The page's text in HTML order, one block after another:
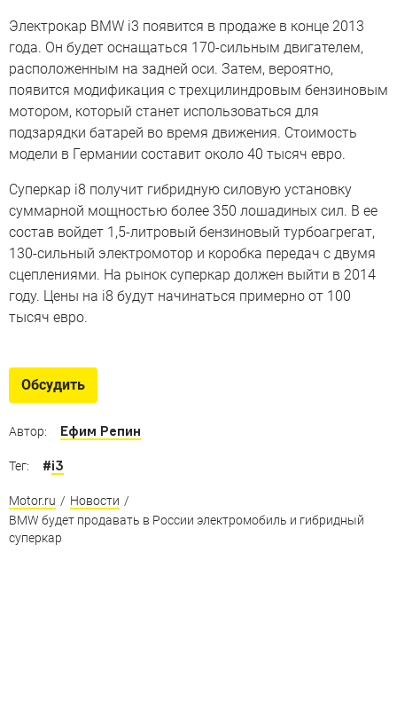
Электрокар BMW i3 появится в продаже в конце 2013
года. Он будет оснащаться 170-сильным двигателем,
расположенным на задней оси. Затем, вероятно,
появится модификация с трехцилиндровым бензиновым
мотором, который станет использоваться для
подзарядки батарей во время движения. Стоимость
модели в Германии составит около 40 тысяч евро.
Суперкар i8 получит гибридную силовую установку
суммарной мощностью более 350 лошадиных сил. В ее
состав войдет 1,5-литровый бензиновый турбоагрегат,
130-сильный электромотор и коробка передач с двумя
сцеплениями. На рынок суперкар должен выйти в 2014
году. Цены на i8 будут начинаться примерно от 100
тысяч евро.
Обсудить
Автор: Ефим Репин
Тег: #i3
Motor.ru / Новости /
BMW будет продавать в России электромобиль и гибридный
суперкар